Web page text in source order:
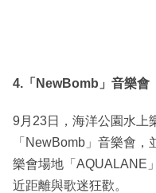
4.「NewBomb」音樂會
9月23日，海洋公園水上
「NewBomb」音樂會
樂會場地「AQUALANE
近距離與歌迷狂歡。